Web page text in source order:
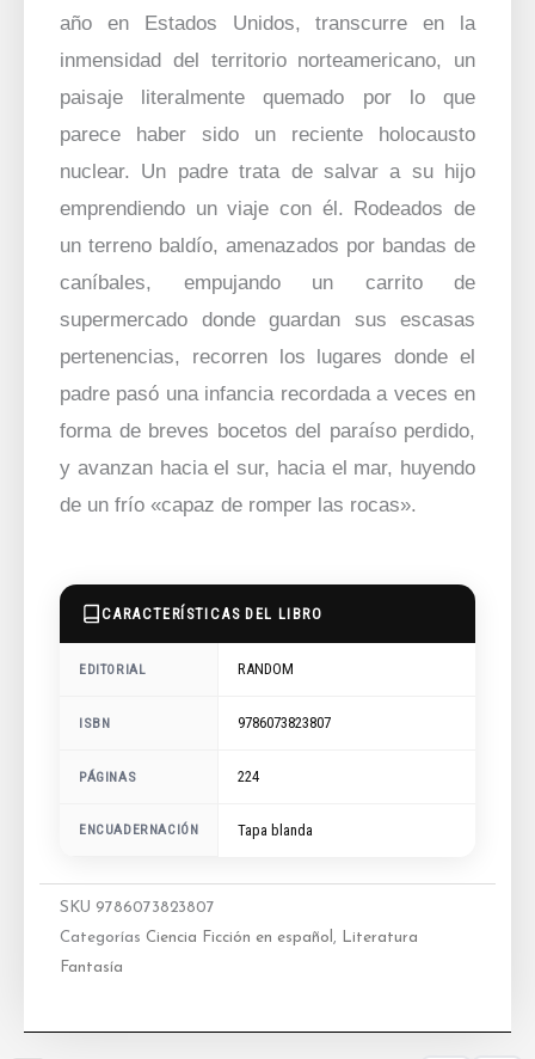
año en Estados Unidos, transcurre en la
inmensidad del territorio norteamericano, un
paisaje literalmente quemado por lo que
parece haber sido un reciente holocausto
nuclear. Un padre trata de salvar a su hijo
emprendiendo un viaje con él. Rodeados de
un terreno baldío, amenazados por bandas de
caníbales, empujando un carrito de
supermercado donde guardan sus escasas
pertenencias, recorren los lugares donde el
padre pasó una infancia recordada a veces en
forma de breves bocetos del paraíso perdido,
y avanzan hacia el sur, hacia el mar, huyendo
de un frío «capaz de romper las rocas».
CARACTERÍSTICAS DEL LIBRO
EDITORIAL RANDOM
ISBN 9786073823807
PÁGINAS 224
ENCUADERNACIÓN Tapa blanda
SKU 9786073823807
Categorías Ciencia Ficción en español ,
Literatura
Fantasía